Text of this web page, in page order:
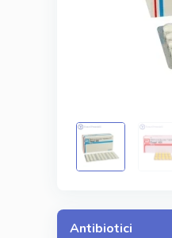
Antibiotici